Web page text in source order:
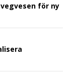
för ny